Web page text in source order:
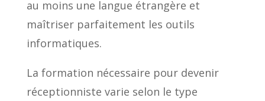
au moins une langue étrangère et
maîtriser parfaitement les outils
informatiques.
La formation nécessaire pour devenir
réceptionniste varie selon le type